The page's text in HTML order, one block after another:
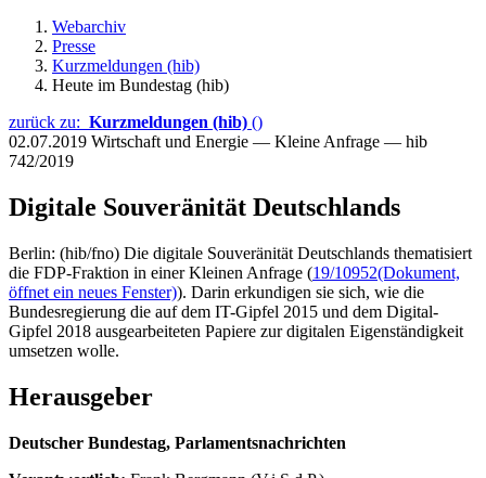
Webarchiv
Presse
Kurzmeldungen (hib)
Heute im Bundestag (hib)
zurück zu: Kurzmeldungen (hib) ()
02.07.2019 Wirtschaft und Energie — Kleine Anfrage — hib
742/2019
Digitale Souveränität Deutschlands
Berlin: (hib/fno) Die digitale Souveränität Deutschlands thematisiert
die FDP-Fraktion in einer Kleinen Anfrage (19/10952(Dokument,
öffnet ein neues Fenster)). Darin erkundigen sie sich, wie die
Bundesregierung die auf dem IT-Gipfel 2015 und dem Digital-
Gipfel 2018 ausgearbeiteten Papiere zur digitalen Eigenständigkeit
umsetzen wolle.
Herausgeber
Deutscher Bundestag, Parlamentsnachrichten